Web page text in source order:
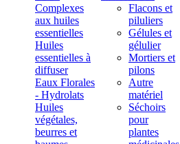
Complexes
aux huiles
essentielles
Huiles
essentielles à
diffuser
Eaux Florales
- Hydrolats
Huiles
végétales,
beurres et
Flacons et
piluliers
Gélules et
gélulier
Mortiers et
pilons
Autre
matériel
Séchoirs
pour
plantes